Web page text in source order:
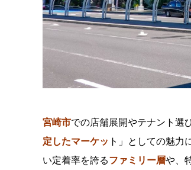
宮崎市での店舗展開やテナント選
定したマーケッ ト」としての魅力
い定着率を誇るファミリー層や、